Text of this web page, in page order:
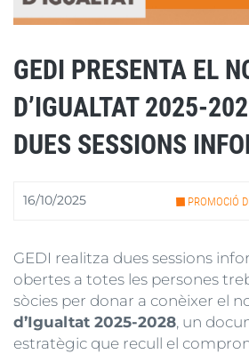
GEDI PRESENTA EL
D’IGUALTAT 2025-
DUES SESSIONS
16/10/2025 PROMOCIÓ
GEDI realitza dues sessions
obertes a totes les persones
sòcies per donar a conèixer el
d’Igualtat 2025-2028, un
estratègic que recull el